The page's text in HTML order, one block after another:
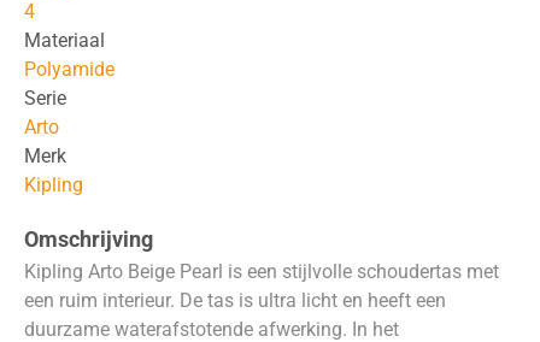
4
Materiaal
Polyamide
Serie
Arto
Merk
Kipling
Omschrijving
Kipling Arto Beige Pearl is een stijlvolle schoudertas met
een ruim interieur. De tas is ultra licht en heeft een
duurzame waterafstotende afwerking. In het